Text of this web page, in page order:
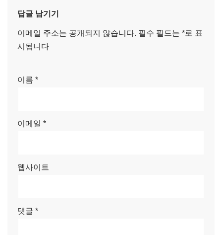
답글 남기기
이메일 주소는 공개되지 않습니다. 필수 필드는 *로 표
시됩니다
이름 *
이메일 *
웹사이트
댓글 *